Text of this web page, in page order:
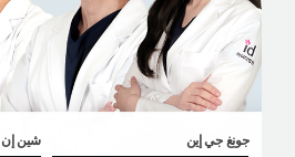
شين جونغ جي إين